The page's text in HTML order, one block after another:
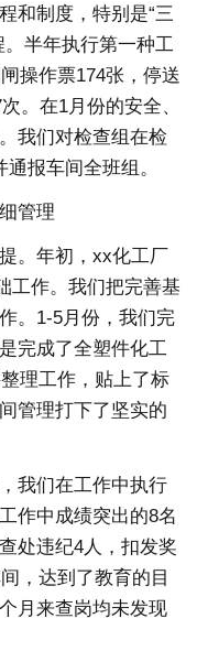
和制度，特别是“三
。半年执行第一种工
操作票174张，停送
。在1月份的安全、
我们对检查组在检
报车间全班组。
管理
。年初，xx化工厂
工作。我们把完善基
。1-5月份，我们完
完成了全塑件化工
理工作，贴上了标
管理打下了坚实的
我们在工作中执行
作中成绩突出的8名
处违纪4人，扣发奖
，达到了教育的目
月来查岗均未发现